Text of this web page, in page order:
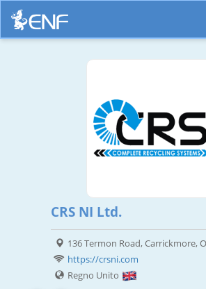
CRS NI Ltd.
136 Termon Road, Carrickmore,
https://crsni.com
Regno Unito